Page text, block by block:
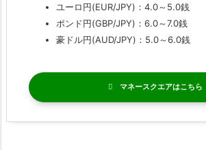
ユーロ円(EUR/JPY)：4.0～5.0銭
ポンド円(GBP/JPY)：6.0～7.0銭
豪ドル円(AUD/JPY)：5.0～6.0銭
マネースクエア